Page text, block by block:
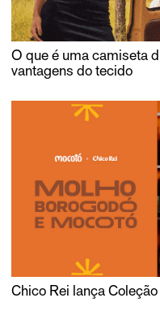
O que é uma camiseta
vantagens do tecido
Chico Rei lança